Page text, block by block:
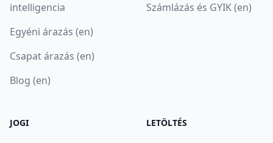
intelligencia
Egyéni árazás (en)
Csapat árazás (en)
Blog (en)
Számlázás és GYIK (en)
JOGI LETÖLTÉS